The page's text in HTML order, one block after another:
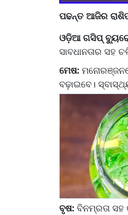
ପଢନ୍ତ ଆଜିର
ଓଡ଼ିଆ ଗସିପ୍
ସାବଧାନତାର ସହ
ମେଷ:
ବଢ଼ାଇବେ।
ବୃଷ: ବିନମ୍ରତା ସହ